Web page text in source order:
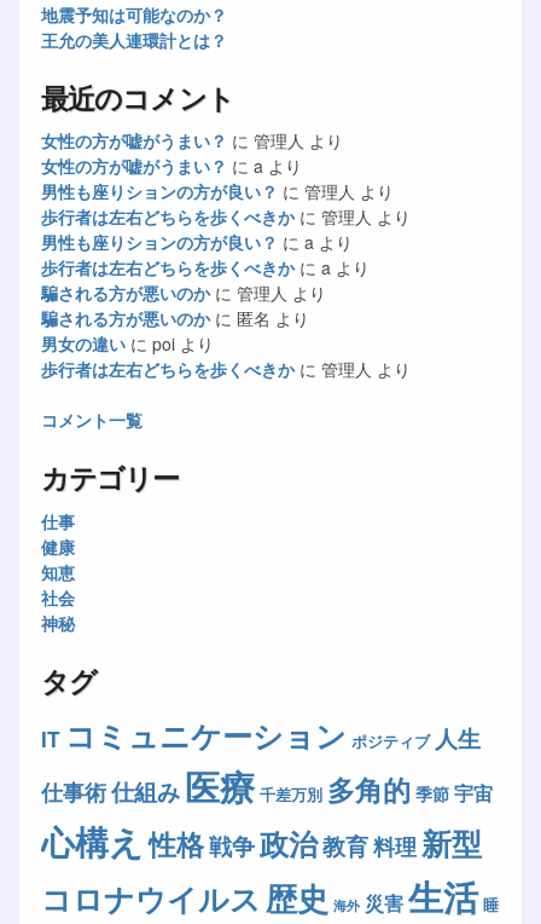
地震予知は可能なのか？
王允の美人連環計とは？
最近のコメント
女性の方が嘘がうまい？ に 管理人 より
女性の方が嘘がうまい？ に aより
男性も座りションの方が良い？ に 管理人 より
歩行者は左右どちらを歩くべきかに 管理人 より
男性も座りションの方が良い？ に aより
歩行者は左右どちらを歩くべきかに aより
騙される方が悪いのかに 管理人 より
騙される方が悪いのかに 匿名 より
男女の違いに poiより
歩行者は左右どちらを歩くべきかに 管理人 より
コメント一覧
カテゴリー
仕事
健康
知恵
社会
神秘
タグ
IT コミュニケーション ポジティブ 人生
仕事術仕組み医療 千差万別 多角的 季節 宇宙
心構え 性格戦争政治教育料理 新型
コロナウイルス 歴史 海外 災害生活 睡